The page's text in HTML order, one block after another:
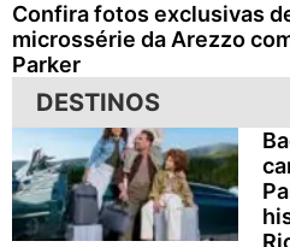
Confira fotos exclusivas
microssérie da Arezzo
Parker
DESTINOS